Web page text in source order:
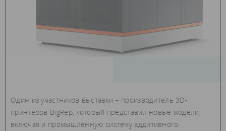
Один из участников выставки – производитель 3D-
принтеров BigRep, который представил новые модели,
включая и промышленную систему аддитивного